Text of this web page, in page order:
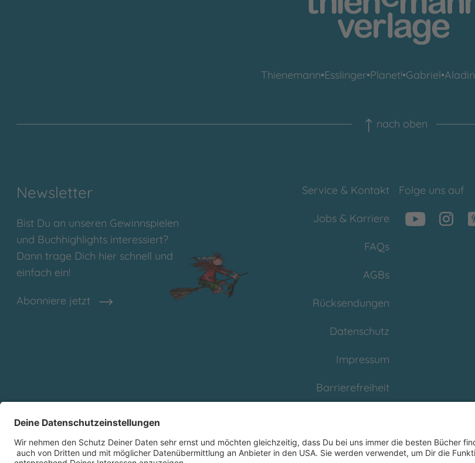
Thienemann•Esslinger•Planet!•Gabriel•Aladin
nach oben
Newsletter
Bist Du an unseren Gewinnspielen
und Buchhighlights interessiert?
Dann trage Dich hier schnell und
einfach ein!
Abonniere jetzt
Service & Kontakt
Jobs & Karriere
FAQs
AGBs
Rücksendungen
Datenschutz
Impressum
Barrierefreiheit
Partnerprogramm
(Affiliate)
Folge uns auf